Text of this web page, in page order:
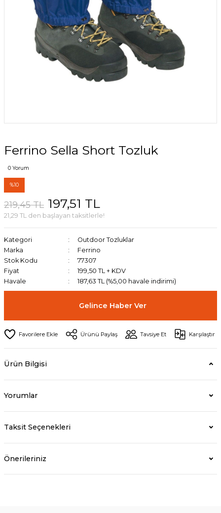
Ferrino Sella Short Tozluk
0 Yorum
%10
219,45 TL 197,51 TL
21,29 TL den başlayan taksitlerle!
Kategori
Outdoor Tozluklar
Marka
Ferrino
Stok Kodu
77307
Fiyat
199,50 TL + KDV
Havale
187,63 TL (%5,00 havale indirimi)
Gelince Haber Ver
Ürünü Paylaş Tavsiye Et Karşılaştır
Ürün Bilgisi
Yorumlar
Taksit Seçenekleri
Önerileriniz